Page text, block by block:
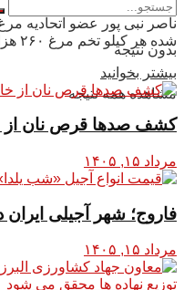
بدون نتیجه
مشاهده همه نتیجه
ناصر نبی پور عضو اتحادیه
شده هر کیلو تخم مرغ ۲۶۰ هزار تومان...
بیشتر بخوانید
کشف صدها قرص نان از
مرداد ۱۵, ۱۴۰۵
فاروج؛ شهر آجیلی
مرداد ۱۵, ۱۴۰۵